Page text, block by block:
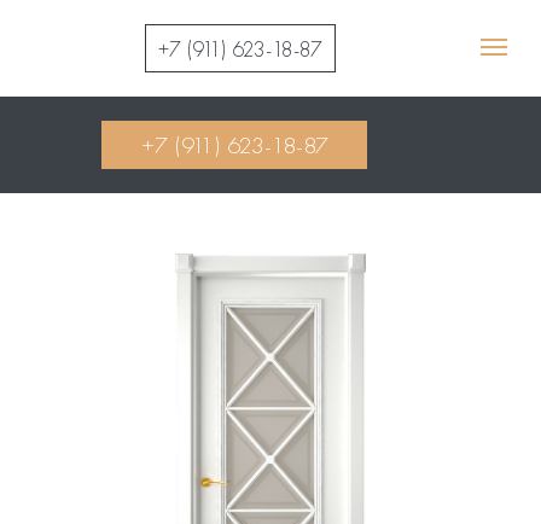
+7 (911) 623-18-87
+7 (911) 623-18-87